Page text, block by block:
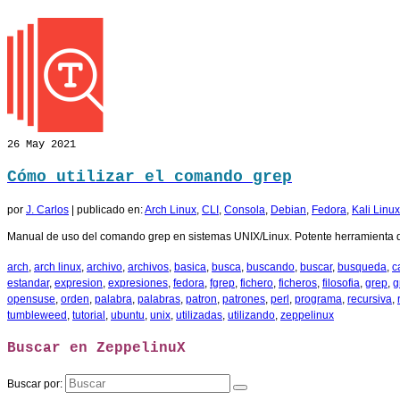
26 May 2021
Cómo utilizar el comando grep
por J. Carlos publicado en:Arch Linux, CLI , Consola, Debian, Fedora, Kali Linux
Manual de uso del comando grep en sistemas UNIX/Linux. Potente
arch, arch linux, archivo, archivos, basica, busca, buscando, buscar, busqueda,
estandar, expresion, expresiones, fedora, fgrep, fichero, ficheros, filosofia, grep,
opensuse, orden, palabra, palabras, patron, patrones, perl , programa, recursiva,
tumbleweed , tutorial , ubuntu, unix, utilizadas, utilizando, zeppelinux
Buscar en ZeppelinuX
Buscar por: